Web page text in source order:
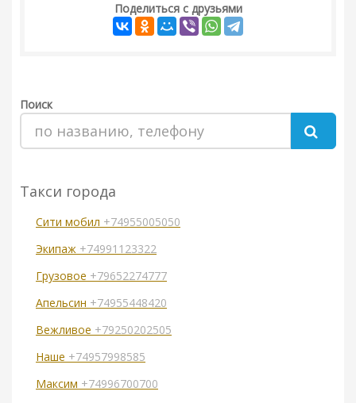
Поделиться с друзьями
Поиск
Такси города
Сити мобил +74955005050
Экипаж +74991123322
Грузовое +79652274777
Апельсин +74955448420
Вежливое +79250202505
Наше +74957998585
Максим +74996700700